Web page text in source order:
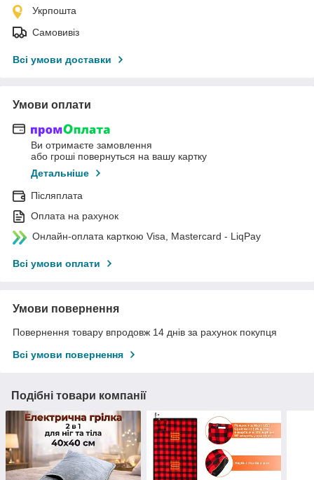
Укрпошта
Самовивіз
Всі умови доставки
Умови оплати
Ви отримаєте замовлення
або гроші повернуться на вашу картку
Детальніше
Післяплата
Оплата на рахунок
Онлайн-оплата карткою Visa, Mastercard - LiqPay
Всі умови оплати
Умови повернення
Повернення товару впродовж 14 днів за рахунок покупця
Всі умови повернення
Подібні товари компанії